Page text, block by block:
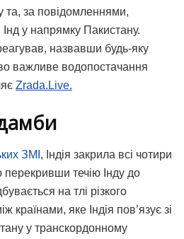
та, за повідомленнями,
Інд у напрямку Пакистану.
назвавши будь-яку
важливе водопостачання
Zrada.Live.
ЗМІ , Індія закрила всі чотири
течію Інду до
на тлі різкого
країнами, яке Індія пов’язує зі
у транскордонному